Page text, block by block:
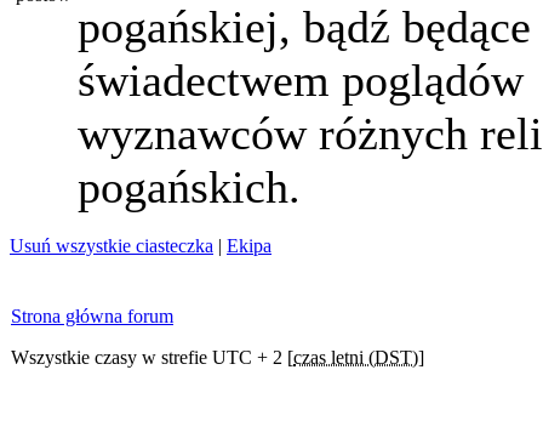
pogańskiej, bądź będące
świadectwem poglądów
wyznawców różnych
pogańskich.
Usuń wszystkie ciasteczka | Ekipa
Strona główna forum
Wszystkie czasy w strefie UTC + 2 [czas letni (DST)]